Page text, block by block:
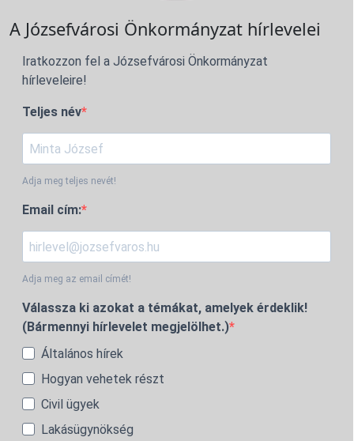
A Józsefvárosi Önkormányzat hírlevelei
Iratkozzon fel a Józsefvárosi Önkormányzat
hírleveleire!
Teljes név
Adja meg teljes nevét!
Email cím:
Adja meg az email címét!
Válassza ki azokat a témákat, amelyek érdeklik!
(Bármennyi hírlevelet megjelölhet.)
Általános hírek
Hogyan vehetek részt
Civil ügyek
Lakásügynökség